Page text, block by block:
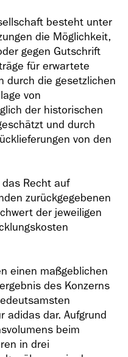
besteht unter
die Möglichkeit,
gegen Gutschrift
für erwartete
durch die gesetzlichen
von
der historischen
und durch
von den
das Recht auf
zurückgegebenen
der jeweiligen
einen maßgeblichen
des Konzerns
adidas dar. Aufgrund
beim
in drei